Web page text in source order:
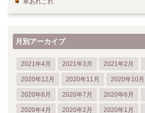
月別アーカイブ
2021年4月 2021年3月 2021年2月
2020年12月 2020年11月 2020年10月
2020年8月 2020年7月 2020年6月
2020年4月 2020年2月 2020年1月